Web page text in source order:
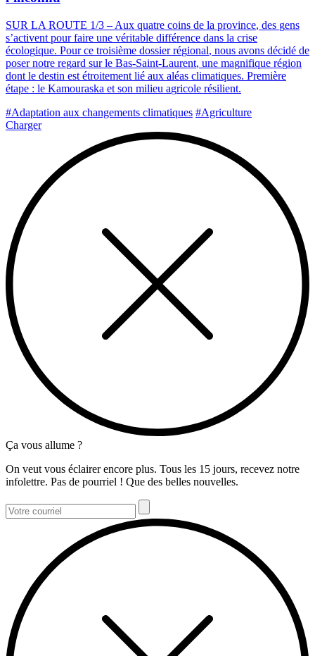
SUR LA ROUTE 1/3 – Aux quatre coins de la province, des gens
s’activent pour faire une véritable différence dans la crise
écologique. Pour ce troisième dossier régional, nous avons décidé de
poser notre regard sur le Bas-Saint-Laurent, une magnifique région
dont le destin est étroitement lié aux aléas climatiques. Première
étape : le Kamouraska et son milieu agricole résilient.
#Adaptation aux changements climatiques #Agriculture
Charger
Ça vous allume ?
On veut vous éclairer encore plus. Tous les 15 jours, recevez notre
infolettre. Pas de pourriel ! Que des belles nouvelles.